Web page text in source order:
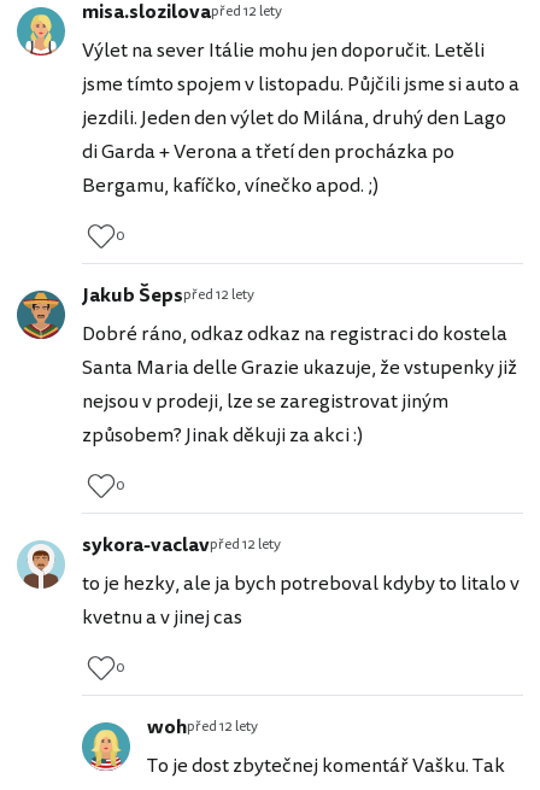
misa.slozilovapřed 12 lety
Výlet na sever Itálie mohu jen doporučit. Letěli
jsme tímto spojem v listopadu. Půjčili jsme si auto a
jezdili. Jeden den výlet do Milána, druhý den Lago
di Garda + Verona a třetí den procházka po
Bergamu, kafíčko, vínečko apod. ;)
0
Jakub Šepspřed 12 lety
Dobré ráno, odkaz odkaz na registraci do kostela
Santa Maria delle Grazie ukazuje, že vstupenky již
nejsou v prodeji, lze se zaregistrovat jiným
způsobem? Jinak děkuji za akci :)
0
sykora-vaclavpřed 12 lety
to je hezky, ale ja bych potreboval kdyby to litalo v
kvetnu a v jinej cas
0
wohpřed 12 lety
To je dost zbytečnej komentář Vašku. Tak